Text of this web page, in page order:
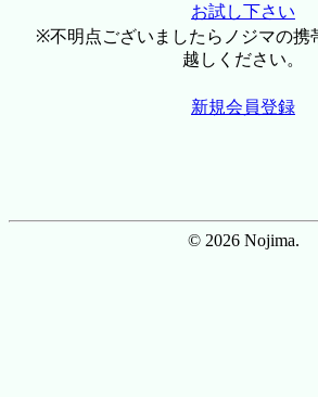
お試し下さい
※不明点ございましたらノジマの携
越しください。
新規会員登録
© 2026 Nojima.